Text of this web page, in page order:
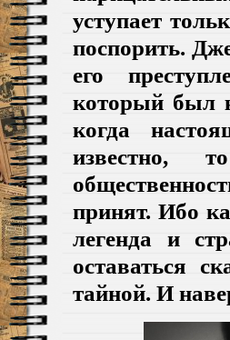
уступает
поспорить.
его
который был
когда
принят. Ибо
легенда и
оставаться
тайной. И